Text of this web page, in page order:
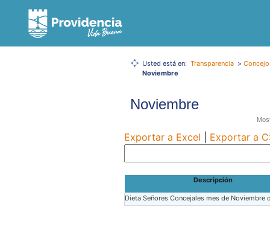
Usted está en: Transparencia >
Noviembre
Noviembre
Exportar a Excel Exportar a
Descripción
Dieta Señores Concejales mes de Noviembre